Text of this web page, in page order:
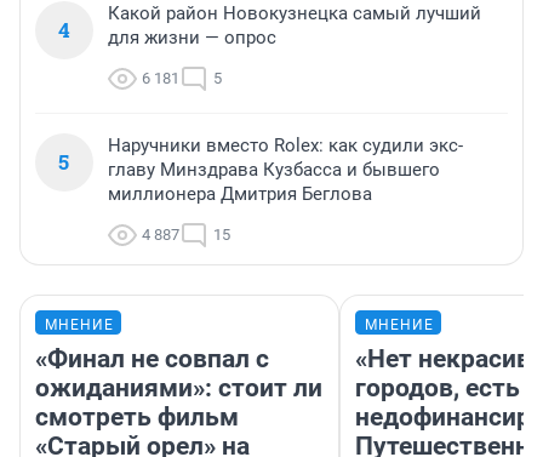
4
Какой район Новокузнецка самый лучший
для жизни — опрос
6 181 5
5
Наручники вместо Rolex: как судили экс-
главу Минздрава Кузбасса и бывшего
миллионера Дмитрия Беглова
4 887 15
МНЕНИЕ
«Финал не совпал с
ожиданиями»: стоит ли
смотреть фильм
«Старый орел» на
МНЕНИЕ
«Нет
городов, есть